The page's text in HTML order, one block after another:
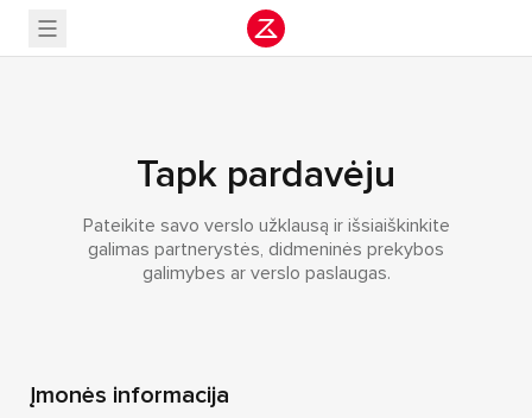
Tapk pardavėju
Pateikite savo verslo užklausą ir išsiaiškinkite
galimas partnerystės, didmeninės prekybos
galimybes ar verslo paslaugas.
Įmonės informacija